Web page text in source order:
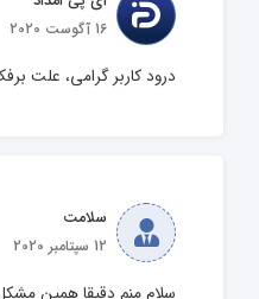
16 آگوست 2020
درود کاربر گرامی، علت
سلامت
12 سپتامبر 2020